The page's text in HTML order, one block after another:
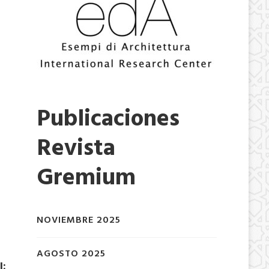
Publicaciones
Revista
Gremium
NOVIEMBRE 2025
AGOSTO 2025